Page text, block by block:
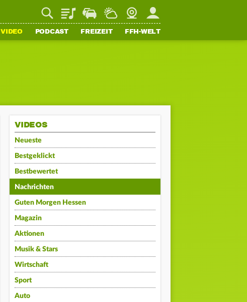
PlaylistStaupilotWetterWebcamMein FFH
VIDEO PODCAST FREIZEIT FFH-WELT
VIDEOS
Neueste
Bestgeklickt
Bestbewertet
Nachrichten
Guten Morgen Hessen
Magazin
Aktionen
Musik & Stars
Wirtschaft
Sport
Auto